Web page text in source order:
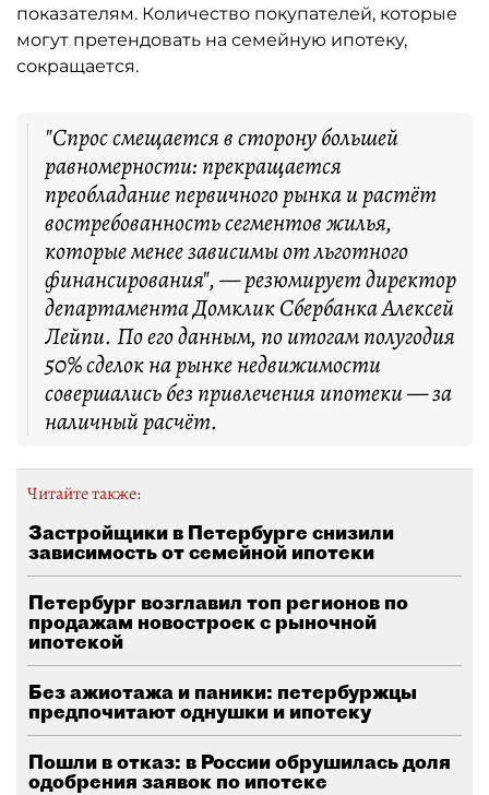
показателям. Количество покупателей, которые
могут претендовать на семейную ипотеку,
сокращается.
"Спрос смещается в сторону большей
равномерности: прекращается
преобладание первичного рынка и растёт
востребованность сегментов жилья,
которые менее зависимы от льготного
финансирования", — резюмирует директор
департамента Домклик Сбербанка Алексей
Лейпи. По его данным, по итогам полугодия
50% сделок на рынке недвижимости
совершались без привлечения ипотеки — за
наличный расчёт.
Читайте также:
Застройщики в Петербурге снизили
зависимость от семейной ипотеки
Петербург возглавил топ регионов по
продажам новостроек с рыночной
ипотекой
Без ажиотажа и паники: петербуржцы
предпочитают однушки и ипотеку
Пошли в отказ: в России обрушилась доля
одобрения заявок по ипотеке